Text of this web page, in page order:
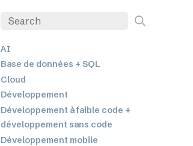
AI
Base de données + SQL
Cloud
Développement
Développement à faible code +
développement sans code
Développement mobile